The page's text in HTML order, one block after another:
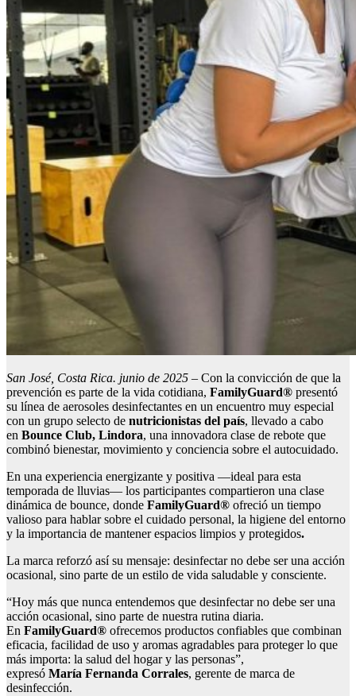
San José, Costa Rica. junio de 2025 – Con la convicción de que la
prevención es parte de la vida cotidiana, FamilyGuard® presentó
su línea de aerosoles desinfectantes en un encuentro muy especial
con un grupo selecto de nutricionistas del país, llevado a cabo
en Bounce Club, Lindora, una innovadora clase de rebote que
combinó bienestar, movimiento y conciencia sobre el autocuidado.
En una experiencia energizante y positiva —ideal para esta
temporada de lluvias— los participantes compartieron una clase
dinámica de bounce, donde FamilyGuard® ofreció un tiempo
valioso para hablar sobre el cuidado personal, la higiene del entorno
y la importancia de mantener espacios limpios y protegidos.
La marca reforzó así su mensaje: desinfectar no debe ser una acción
ocasional, sino parte de un estilo de vida saludable y consciente.
“Hoy más que nunca entendemos que desinfectar no debe ser una
acción ocasional, sino parte de nuestra rutina diaria.
En FamilyGuard® ofrecemos productos confiables que combinan
eficacia, facilidad de uso y aromas agradables para proteger lo que
más importa: la salud del hogar y las personas”,
expresó María Fernanda Corrales, gerente de marca de
desinfección.